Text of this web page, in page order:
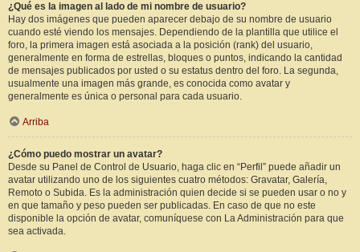
¿Qué es la imagen al lado de mi nombre de usuario?
Hay dos imágenes que pueden aparecer debajo de su nombre de usuario
cuando esté viendo los mensajes. Dependiendo de la plantilla que utilice el
foro, la primera imagen está asociada a la posición (rank) del usuario,
generalmente en forma de estrellas, bloques o puntos, indicando la cantidad
de mensajes publicados por usted o su estatus dentro del foro. La segunda,
usualmente una imagen más grande, es conocida como avatar y
generalmente es única o personal para cada usuario.
Arriba
¿Cómo puedo mostrar un avatar?
Desde su Panel de Control de Usuario, haga clic en “Perfil” puede añadir un
avatar utilizando uno de los siguientes cuatro métodos: Gravatar, Galería,
Remoto o Subida. Es la administración quien decide si se pueden usar o no y
en que tamaño y peso pueden ser publicadas. En caso de que no este
disponible la opción de avatar, comuníquese con La Administración para que
sea activada.